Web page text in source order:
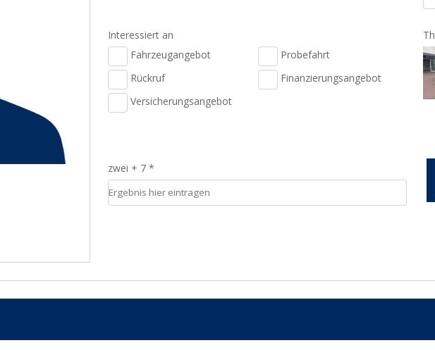
Interessiert an
Fahrzeugangebot
Probefahrt
Rückruf
Finanzierungsangebot
Versicherungsangebot
zwei + 7 *